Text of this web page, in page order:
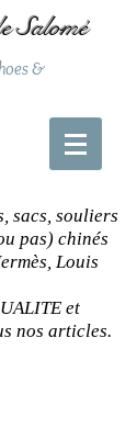
Salomé
&
sacs, souliers
pas) chinés
Louis
et
nos articles.